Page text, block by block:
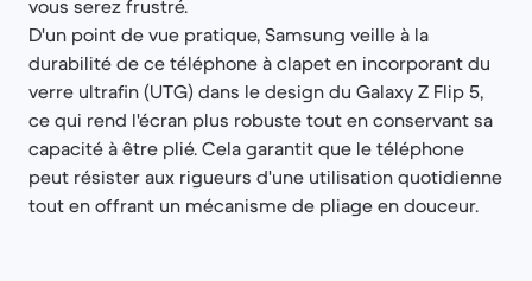
vous serez frustré.
D'un point de vue pratique, Samsung veille à la
durabilité de ce téléphone à clapet en incorporant du
verre ultrafin (UTG) dans le design du Galaxy Z Flip 5,
ce qui rend l'écran plus robuste tout en conservant sa
capacité à être plié. Cela garantit que le téléphone
peut résister aux rigueurs d'une utilisation quotidienne
tout en offrant un mécanisme de pliage en douceur.